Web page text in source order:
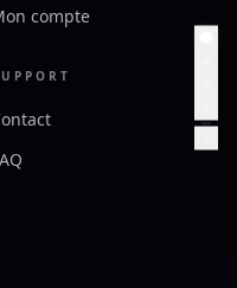
compte